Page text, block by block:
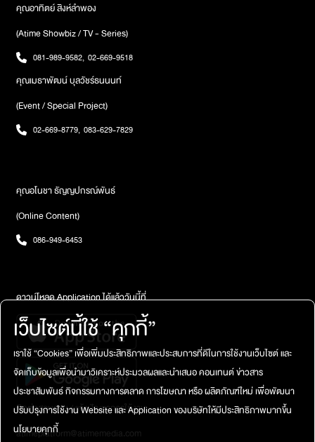
คุณอาทิตย์ สิงห์ลำพอง
(Atime Showbiz / TV - Series)
081-989-9582, 02-669-9518
คุณเมธาพัฒน์ บุลวัชร์ธนนนท์
(Event / Special Project)
02-669-8779, 083-629-7829
คุณอโนชา ธัญญปกรณ์พันธ์
(Online Content)
086-949-6453
ดาวน์โหลด Application ได้แล้ววันนี้ที่
ติดต่อสอบถาม / แจ้งปัญหาการใช้งาน
atimeplatform@atimemedia.com
เว็บไซต์นี้ใช้ “คุกกี้”
เราใช้ “Cookies” เพื่อเพิ่มประสิทธิภาพและประสบการที่ดีในการใช้งานเว็บไซต์ และ
จัดเก็บข้อมูลเพื่อนำมาวิเคราะห์ประมวลผลและนำเสนอ คอนเทนต์ ข่าวสาร
ประชาสัมพันธ์ กิจกรรมทางการตลาด การโฆษณา หรือ ผลิตภัณฑ์ใหม่ เพื่อพัฒนา
ปรับปรุงการใช้งาน Website และ Application ของบริษัทให้มีประสิทธิภาพมากขึ้น
นโยบายคุกกี้